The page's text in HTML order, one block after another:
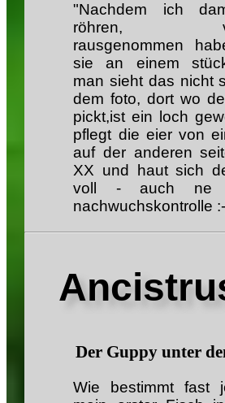
"Nachdem ich
röhren,
rausgenommen
sie an einem
man sieht das nicht
dem foto, dort wo
pickt,ist ein loch
pflegt die eier von
auf der anderen
XX und haut sich
voll - auch ne
nachwuchskontrolle
Der Guppy unter
Wie bestimmt fast